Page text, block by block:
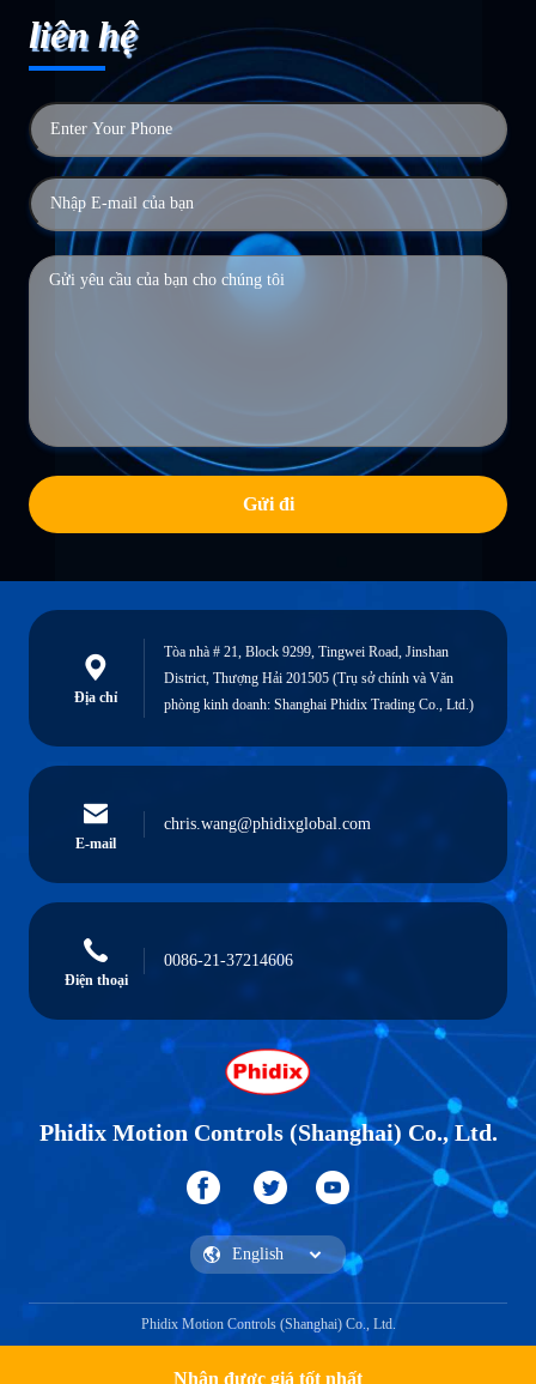
Nhận được giá tốt nhất
liên hệ
Gửi đi
Địa chỉ
Tòa nhà # 21, Block 9299, Tingwei Road, Jinshan
District, Thượng Hải 201505 (Trụ sở chính và Văn
phòng kinh doanh: Shanghai Phidix Trading Co., Ltd.)
E-mail
chris.wang@phidixglobal.com
Điện thoại
0086-21-37214606
Phidix Motion Controls (Shanghai) Co., Ltd.
Phidix Motion Controls (Shanghai) Co., Ltd.